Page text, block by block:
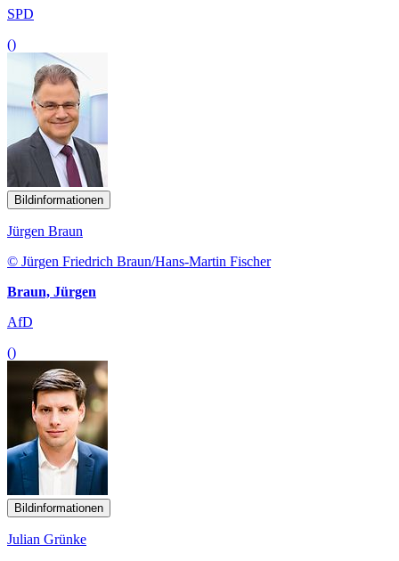
SPD
()
Bildinformationen
Jürgen Braun
© Jürgen Friedrich Braun/Hans-Martin Fischer
Braun, Jürgen
AfD
()
Bildinformationen
Julian Grünke